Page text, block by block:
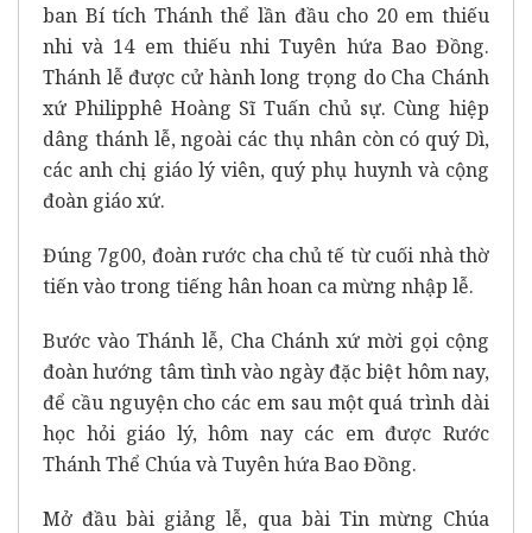
ban Bí tích Thánh thể lần đầu cho 20 em thiếu
nhi và 14 em thiếu nhi Tuyên hứa Bao Đồng.
Thánh lễ được cử hành long trọng do Cha Chánh
xứ Philipphê Hoàng Sĩ Tuấn chủ sự. Cùng hiệp
dâng thánh lễ, ngoài các thụ nhân còn có quý Dì,
các anh chị giáo lý viên, quý phụ huynh và cộng
đoàn giáo xứ.
Đúng 7g00, đoàn rước cha chủ tế từ cuối nhà thờ
tiến vào trong tiếng hân hoan ca mừng nhập lễ.
Bước vào Thánh lễ, Cha Chánh xứ mời gọi cộng
đoàn hướng tâm tình vào ngày đặc biệt hôm nay,
để cầu nguyện cho các em sau một quá trình dài
học hỏi giáo lý, hôm nay các em được Rước
Thánh Thể Chúa và Tuyên hứa Bao Đồng.
Mở đầu bài giảng lễ, qua bài Tin mừng Chúa